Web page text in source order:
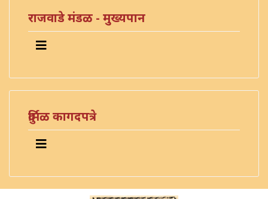
राजवाडे मंडळ - मुख्यपान
दुर्मिळ कागदपत्रे